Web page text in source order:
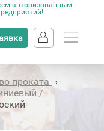
авторизованным
проката ›
/